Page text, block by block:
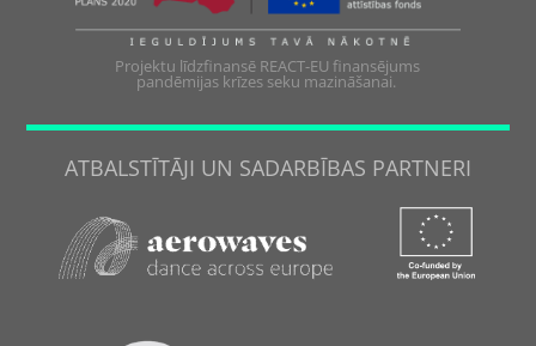
Projektu līdzfinansē REACT-EU finansējums
pandēmijas krīzes seku mazināšanai.
ATBALSTĪTĀJI UN SADARBĪBAS PARTNERI